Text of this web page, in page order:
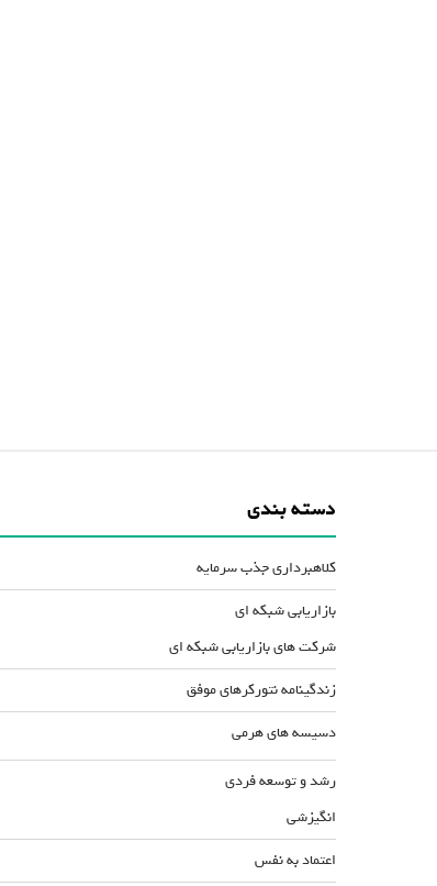
دسته بندی
کلاهبرداری جذب سرمایه
بازاریابی شبکه ای
شرکت های بازاریابی شبکه ای
زندگینامه نتورکرهای موفق
دسیسه های هرمی
رشد و توسعه فردی
انگیزشی
اعتماد به نفس